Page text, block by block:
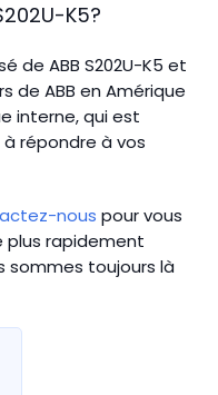
K5?
de ABB S202U-K5 et
de ABB en Amérique
interne, qui est
répondre à vos
nous pour vous
plus rapidement
sommes toujours là